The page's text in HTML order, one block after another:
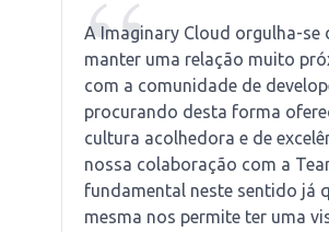
“
A Imaginary Cloud orgulha-se
manter uma relação muito
com a comunidade de
procurando desta forma
cultura acolhedora e de
nossa colaboração com a
fundamental neste sentido já
mesma nos permite ter uma